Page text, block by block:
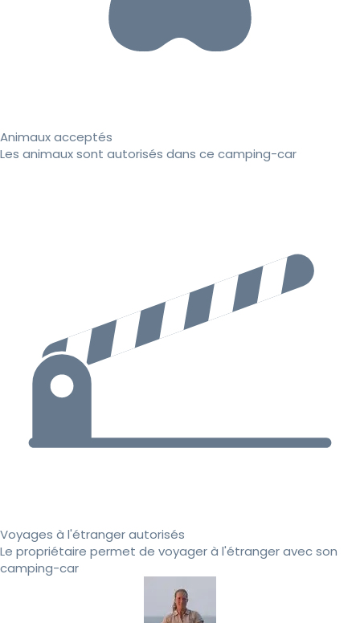
Animaux acceptés
Les animaux sont autorisés dans ce camping-car
Voyages à l'étranger autorisés
Le propriétaire permet de voyager à l'étranger avec son
camping-car